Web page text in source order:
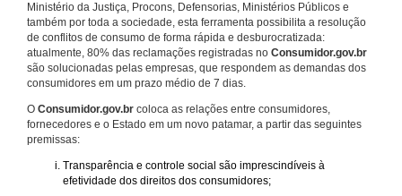
Ministério da Justiça, Procons, Defensorias, Ministérios Públicos e
também por toda a sociedade, esta ferramenta possibilita a resolução
de conflitos de consumo de forma rápida e desburocratizada:
atualmente, 80% das reclamações registradas no Consumidor.gov.br
são solucionadas pelas empresas, que respondem as demandas dos
consumidores em um prazo médio de 7 dias.
O Consumidor.gov.br coloca as relações entre consumidores,
fornecedores e o Estado em um novo patamar, a partir das seguintes
premissas:
Transparência e controle social são imprescindíveis à
efetividade dos direitos dos consumidores;